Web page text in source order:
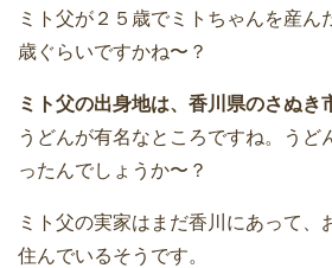
ミト父が２５歳でミトちゃんを産ん
歳ぐらいですかね〜？
ミト父の出身地は、香川県のさぬき
うどんが有名なところですね。うど
ったんでしょうか〜？
ミト父の実家はまだ香川にあって、
住んでいるそうです。